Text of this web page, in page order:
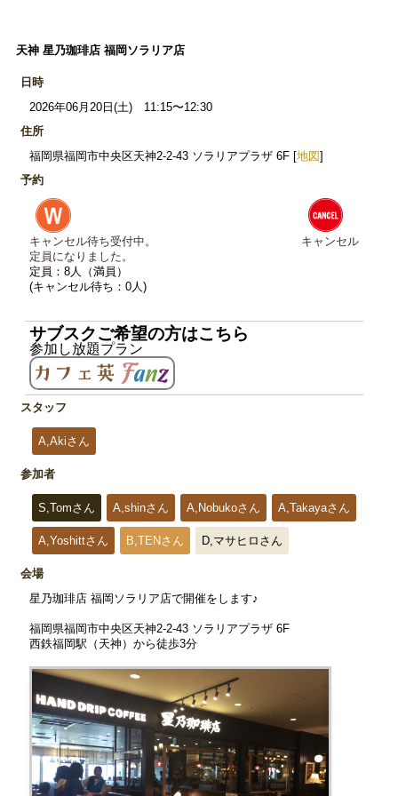
天神 星乃珈琲店 福岡ソラリア店
日時
2026年06月20日(土) 11:15〜12:30
住所
福岡県福岡市中央区天神2-2-43 ソラリアプラザ 6F [地図]
予約
キャンセル待ち受付中。
定員になりました。
定員：8人（満員）
(キャンセル待ち：0人)
キャンセル
サブスクご希望の方はこちら
参加し放題プラン
スタッフ
A,Akiさん
参加者
S,Tomさん A,shinさん A,Nobukoさん A,Takayaさん
A,Yoshittさん B,TENさん D,マサヒロさん
会場
星乃珈琲店 福岡ソラリア店で開催をします♪
福岡県福岡市中央区天神2-2-43 ソラリアプラザ 6F
西鉄福岡駅（天神）から徒歩3分